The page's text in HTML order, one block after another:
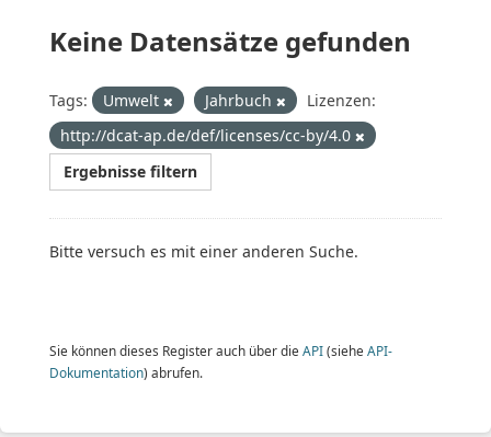
Keine Datensätze gefunden
Tags: Umwelt Jahrbuch
Lizenzen:
http://dcat-ap.de/def/licenses/cc-by/4.0
Ergebnisse filtern
Bitte versuch es mit einer anderen Suche.
Sie können dieses Register auch über die API(siehe API-
Dokumentation) abrufen.